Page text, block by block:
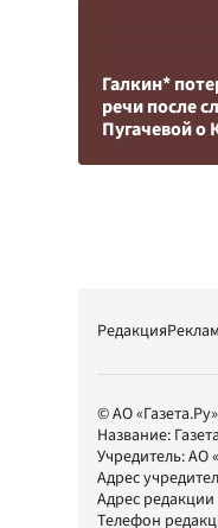
Галкин*
речи после
Пугачевой о
Редакция
© АО
Название:
Учредитель:АО
Адрес
Адрес редакции
Телефон